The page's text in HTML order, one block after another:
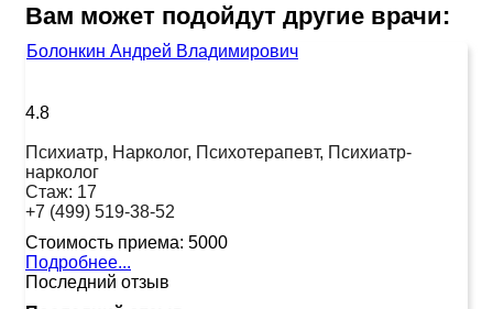
Вам может подойдут другие врачи:
Болонкин Андрей Владимирович
4.8
Психиатр, Нарколог, Психотерапевт, Психиатр-
нарколог
Стаж: 17
+7 (499) 519-38-52
Стоимость приема: 5000
Подробнее...
Последний отзыв